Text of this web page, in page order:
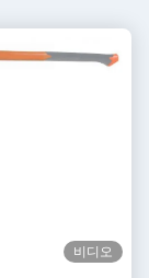
비디오